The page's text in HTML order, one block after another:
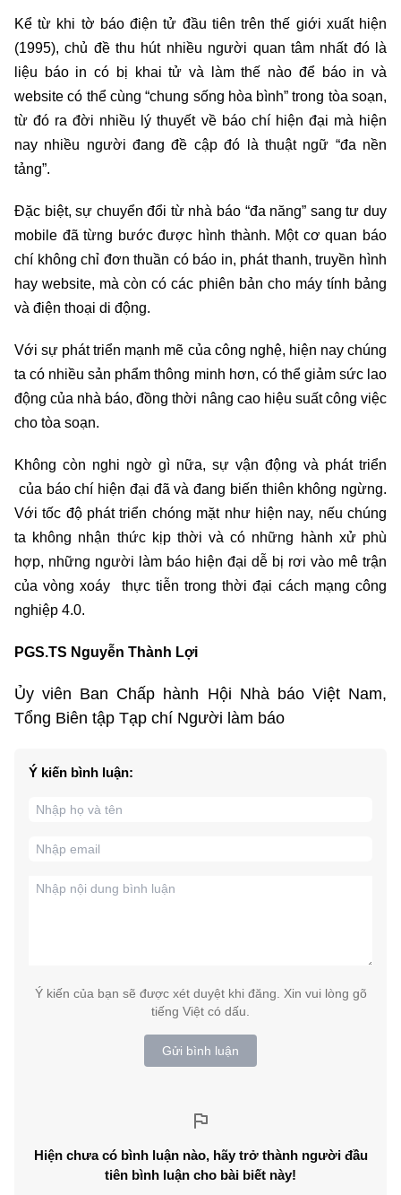
Kể từ khi tờ báo điện tử đầu tiên trên thế giới xuất hiện
(1995), chủ đề thu hút nhiều người quan tâm nhất đó là
liệu báo in có bị khai tử và làm thế nào để báo in và
website có thể cùng “chung sống hòa bình” trong tòa soạn,
từ đó ra đời nhiều lý thuyết về báo chí hiện đại mà hiện
nay nhiều người đang đề cập đó là thuật ngữ “đa nền
tảng”.
Đặc biệt, sự chuyển đổi từ nhà báo “đa năng” sang tư duy
mobile đã từng bước được hình thành. Một cơ quan báo
chí không chỉ đơn thuần có báo in, phát thanh, truyền hình
hay website, mà còn có các phiên bản cho máy tính bảng
và điện thoại di động.
Với sự phát triển mạnh mẽ của công nghệ, hiện nay chúng
ta có nhiều sản phẩm thông minh hơn, có thể giảm sức lao
động của nhà báo, đồng thời nâng cao hiệu suất công việc
cho tòa soạn.
Không còn nghi ngờ gì nữa, sự vận động và phát triển
của báo chí hiện đại đã và đang biến thiên không ngừng.
Với tốc độ phát triển chóng mặt như hiện nay, nếu chúng
ta không nhận thức kịp thời và có những hành xử phù
hợp, những người làm báo hiện đại dễ bị rơi vào mê trận
của vòng xoáy thực tiễn trong thời đại cách mạng công
nghiệp 4.0.
PGS.TS Nguyễn Thành Lợi
Ủy viên Ban Chấp hành Hội Nhà báo Việt Nam,
Tổng Biên tập Tạp chí Người làm báo
Ý kiến bình luận:
Ý kiến của bạn sẽ được xét duyệt khi đăng. Xin vui lòng gõ
tiếng Việt có dấu.
Gửi bình luận
Hiện chưa có bình luận nào, hãy trở thành người đầu
tiên bình luận cho bài biết này!